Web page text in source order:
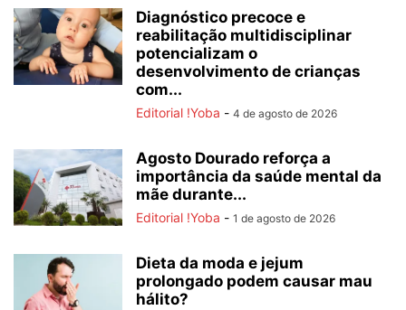
Diagnóstico precoce e
reabilitação multidisciplinar
potencializam o
desenvolvimento de crianças
com...
Editorial !Yoba - 4 de agosto de 2026
Agosto Dourado reforça a
importância da saúde mental da
mãe durante...
Editorial !Yoba - 1 de agosto de 2026
Dieta da moda e jejum
prolongado podem causar mau
hálito?